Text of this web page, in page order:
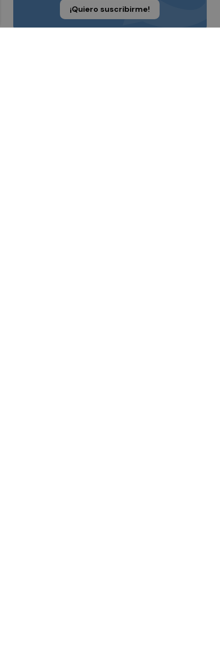
¡Quiero suscribirme!